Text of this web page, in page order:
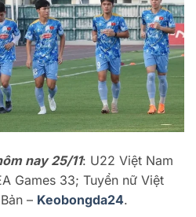
nay 25/11: U22 Việt Nam
Games 33; Tuyển nữ Việt
– Keobongda24.